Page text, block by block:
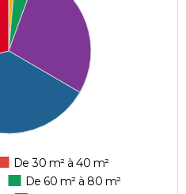
De 30 m² à 40 m²
De 60 m² à 80 m²